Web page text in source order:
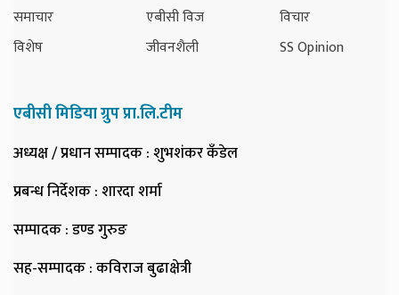
समाचार
विशेष
एबीसी विज
जीवनशैली
विचार
SS Opinion
एबीसी मिडिया ग्रुप प्रा.लि.टीम
अध्यक्ष / प्रधान सम्पादक: शुभशंकर कँडेल
प्रबन्ध निर्देशक: शारदा शर्मा
सम्पादक: डण्ड गुरुङ
सह-सम्पादक: कविराज बुढाक्षेत्री